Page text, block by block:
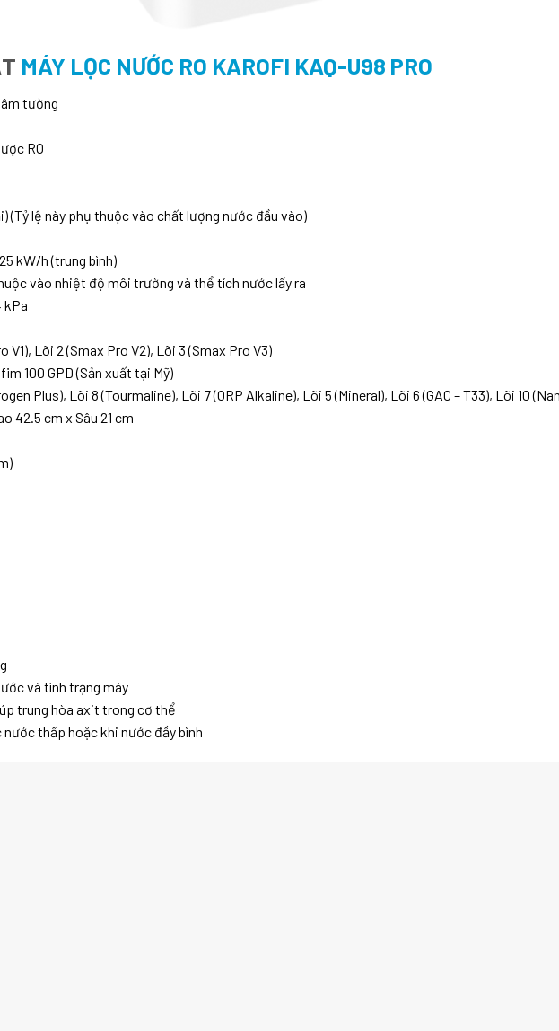
MÁY LỌC NƯỚC RO KAROFI KAQ-U98 PRO
tường
RO
(Tỷ lệ này phụ thuộc vào chất lượng nước đầu vào)
kW/h (trung bình)
vào nhiệt độ môi trường và thể tích nước lấy ra
kPa
V1), Lõi 2 (Smax Pro V2), Lõi 3 (Smax Pro V3)
100 GPD (Sản xuất tại Mỹ)
Plus), Lõi 8 (Tourmaline), Lõi 7 (ORP Alkaline), Lõi 5 (Mineral), Lõi 6 (GAC – T33), Lõi 10
42.5 cm x Sâu 21 cm
và tình trạng máy
trung hòa axit trong cơ thể
thấp hoặc khi nước đầy bình